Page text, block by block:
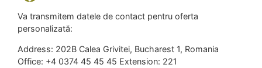
Va transmitem datele de contact pentru oferta
personalizată:
Address: 202B Calea Grivitei, Bucharest 1, Romania
Office: +4 0374 45 45 45 Extension: 221